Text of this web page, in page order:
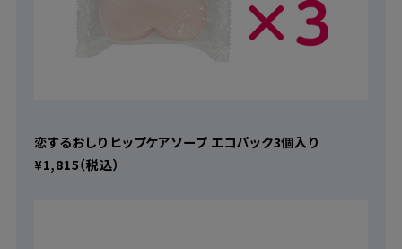
恋するおしり ヒップケアソープ エコパック3個入り
¥1,815（税込）